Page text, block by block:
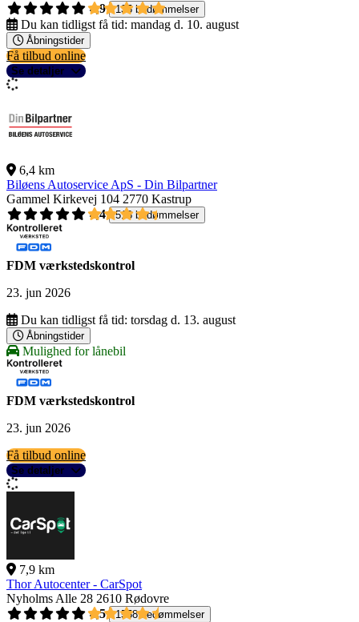
4,9
135 bedømmelser
Du kan tidligst få tid: mandag d. 10. august
Åbningstider
Få tilbud online
Se detaljer
6,4 km
Biløens Autoservice ApS - Din Bilpartner
Gammel Kirkevej 104 2770 Kastrup
4,4
518 bedømmelser
FDM værkstedskontrol
23. jun 2026
Du kan tidligst få tid: torsdag d. 13. august
Åbningstider
Mulighed for lånebil
FDM værkstedskontrol
23. jun 2026
Få tilbud online
Se detaljer
7,9 km
Thor Autocenter - CarSpot
Nyholms Alle 28 2610 Rødovre
4,5
1558 bedømmelser